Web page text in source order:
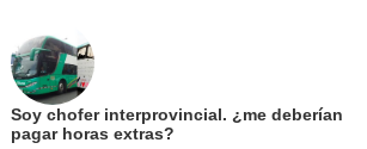
Soy chofer interprovincial. ¿me deberían
pagar horas extras?